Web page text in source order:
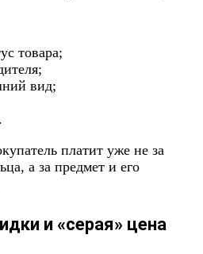
товара;
вид;
платит уже не за
а за предмет и его
и «серая» цена